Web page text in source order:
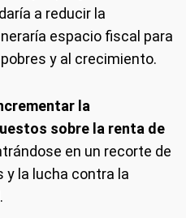
a reducir la
espacio fiscal para
y al crecimiento.
la
sobre la renta de
en un recorte de
y la lucha contra la